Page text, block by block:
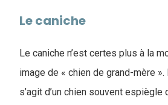
Le caniche
Le caniche n’est certes plus à la
image de « chien de grand-mère
s’agit d’un chien souvent espiègle